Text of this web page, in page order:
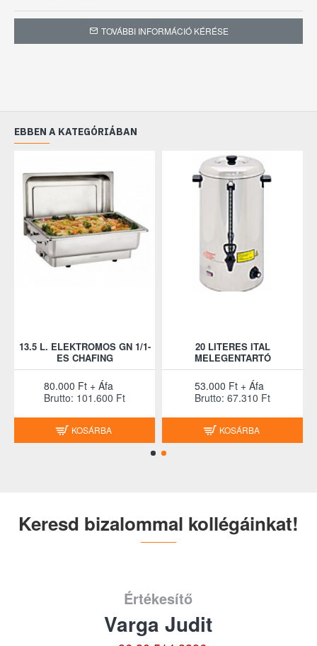
Garancia: 6 hónap
TOVÁBBI INFORMÁCIÓ KÉRÉSE
EBBEN A KATEGÓRIÁBAN
13.5 L. ELEKTROMOS GN 1/1-
ES CHAFING
80.000 Ft + Áfa
Brutto: 101.600 Ft
KOSÁRBA
20 LITERES ITAL
MELEGENTARTÓ
53.000 Ft + Áfa
Brutto: 67.310 Ft
KOSÁRBA
Keresd bizalommal kollégáinkat!
Értékesítő
Varga Judit